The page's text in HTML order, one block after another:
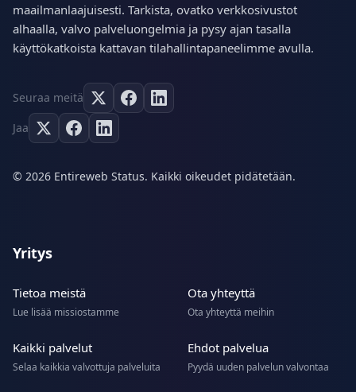
maailmanlaajuisesti. Tarkista, ovatko verkkosivustot
alhaalla, valvo palveluongelmia ja pysy ajan tasalla
käyttökatkoista kattavan tilahallintapaneelimme avulla.
Seuraa meitä
Jaa
© 2026 Entireweb Status. Kaikki oikeudet pidätetään.
Yritys
Tietoa meistä
Lue lisää missiostamme
Ota yhteyttä
Ota yhteyttä meihin
Kaikki palvelut
Selaa kaikkia valvottuja palveluita
Ehdot palvelua
Pyydä uuden palvelun valvontaa